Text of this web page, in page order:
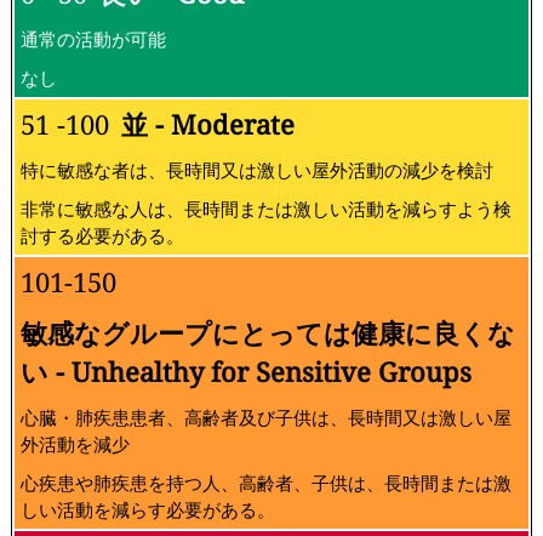
通常の活動が可能
なし
51 -100 並 - Moderate
特に敏感な者は、長時間又は激しい屋外活動の減少を検討
非常に敏感な人は、長時間または激しい活動を減らすよう検
討する必要がある。
101-150
敏感なグループにとっては健康に良くな
い - Unhealthy for Sensitive Groups
心臓・肺疾患患者、高齢者及び子供は、長時間又は激しい屋
外活動を減少
心疾患や肺疾患を持つ人、高齢者、子供は、長時間または激
しい活動を減らす必要がある。